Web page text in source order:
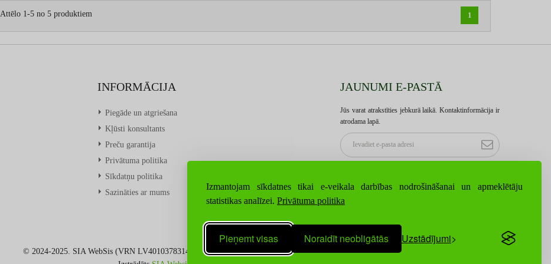
Izmantojam sīkdatnes tikai e-veikala darbības nodrošināšanai un apmeklētāju
statistikas analīzei. Privātuma politika
Pieņemt visas Noraidīt neobligātās Uzstādījumi
Attēlo 1-5 no 5 produktiem 1
INFORMĀCIJA
Piegāde un atgriešana
Kļūsti konsultants
Preču garantija
Privātuma politika
Sīkdatņu politika
Sazināties ar mums
JAUNUMI E-PASTĀ
Jūs varat atrakstīties jebkurā laikā. Kontaktinformācija ir
atrodama lapā.
© 2024-2025. SIA WebSis (VRN LV40103783149), Visas tiesības aizsargātas.